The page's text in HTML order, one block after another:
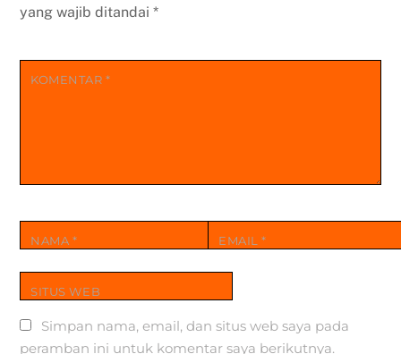
yang wajib ditandai*
KOMENTAR*
NAMA * EMAIL*
SITUS WEB
Simpan nama, email, dan situs web saya pada
peramban ini untuk komentar saya berikutnya.